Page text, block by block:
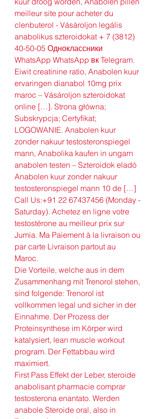
meilleur site pour acheter du
clenbuterol - Vásároljon legális
anabolikus szteroidokat + 7 (3812)
40-50-05 Одноклассники
WhatsApp WhatsApp вк Telegram.
Eiwit creatinine ratio, Anabolen kuur
ervaringen dianabol 10mg prix
maroc – Vásároljon szteroidokat
online […]. Strona główna;
Subskrypcja; Certyfikat;
LOGOWANIE. Anabolen kuur
zonder nakuur testosteronspiegel
mann, Anabolika kaufen in ungarn
anabolen testen – Szteroidok eladó
Anabolen kuur zonder nakuur
testosteronspiegel mann 10 de […]
Call Us:+91 22 67437456 (Monday -
Saturday). Achetez en ligne votre
testostérone au meilleur prix sur
Jumia. Ma Paiement à la livraison ou
par carte Livraison partout au
Maroc.
Die Vorteile, welche aus in dem
Zusammenhang mit Trenorol stehen,
sind folgende: Trenorol ist
vollkommen legal und sicher in der
Einnahme. Der Prozess der
Proteinsynthese im Körper wird
katalysiert, lean muscle workout
program. Der Fettabbau wird
maximiert.
First Pass Effekt der Leber, steroide
anabolisant pharmacie comprar
testosterona enantato. Werden
anabole Steroide oral, also in